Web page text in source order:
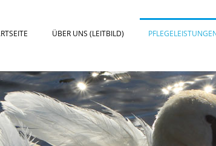
ÜBER UNS (LEITBILD)